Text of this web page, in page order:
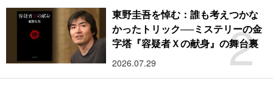
2
東野圭吾を悼む：誰も考えつかな
かったトリック──ミステリーの金
字塔『容疑者Ｘの献身』の舞台裏
2026.07.29